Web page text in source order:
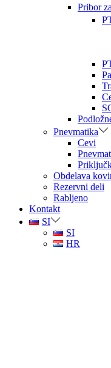
Pribor
Pnevmatika
Cevi
Obdelava
Rezervni deli
Rabljeno
Kontakt
SI
SI
HR